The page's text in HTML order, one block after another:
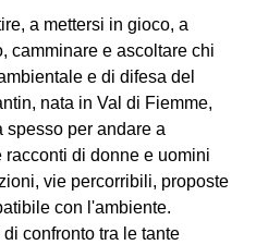
a mettersi in gioco, a
camminare e ascoltare chi
e di difesa del
nata in Val di Fiemme,
per andare a
di donne e uomini
vie percorribili, proposte
con l'ambiente.
confronto tra le tante